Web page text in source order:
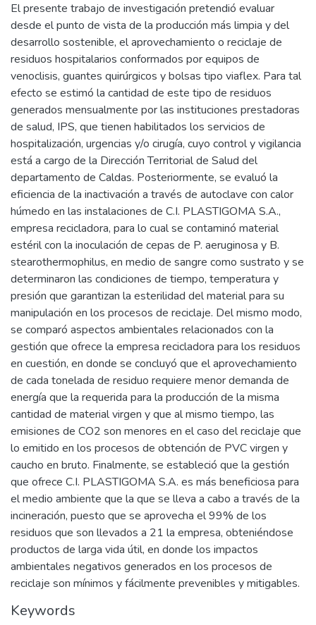
El presente trabajo de investigación pretendió evaluar
desde el punto de vista de la producción más limpia y del
desarrollo sostenible, el aprovechamiento o reciclaje de
residuos hospitalarios conformados por equipos de
venoclisis, guantes quirúrgicos y bolsas tipo viaflex. Para tal
efecto se estimó la cantidad de este tipo de residuos
generados mensualmente por las instituciones prestadoras
de salud, IPS, que tienen habilitados los servicios de
hospitalización, urgencias y/o cirugía, cuyo control y vigilancia
está a cargo de la Dirección Territorial de Salud del
departamento de Caldas. Posteriormente, se evaluó la
eficiencia de la inactivación a través de autoclave con calor
húmedo en las instalaciones de C.I. PLASTIGOMA S.A.,
empresa recicladora, para lo cual se contaminó material
estéril con la inoculación de cepas de P. aeruginosa y B.
stearothermophilus, en medio de sangre como sustrato y se
determinaron las condiciones de tiempo, temperatura y
presión que garantizan la esterilidad del material para su
manipulación en los procesos de reciclaje. Del mismo modo,
se comparó aspectos ambientales relacionados con la
gestión que ofrece la empresa recicladora para los residuos
en cuestión, en donde se concluyó que el aprovechamiento
de cada tonelada de residuo requiere menor demanda de
energía que la requerida para la producción de la misma
cantidad de material virgen y que al mismo tiempo, las
emisiones de CO2 son menores en el caso del reciclaje que
lo emitido en los procesos de obtención de PVC virgen y
caucho en bruto. Finalmente, se estableció que la gestión
que ofrece C.I. PLASTIGOMA S.A. es más beneficiosa para
el medio ambiente que la que se lleva a cabo a través de la
incineración, puesto que se aprovecha el 99% de los
residuos que son llevados a 21 la empresa, obteniéndose
productos de larga vida útil, en donde los impactos
ambientales negativos generados en los procesos de
reciclaje son mínimos y fácilmente prevenibles y mitigables.
Keywords